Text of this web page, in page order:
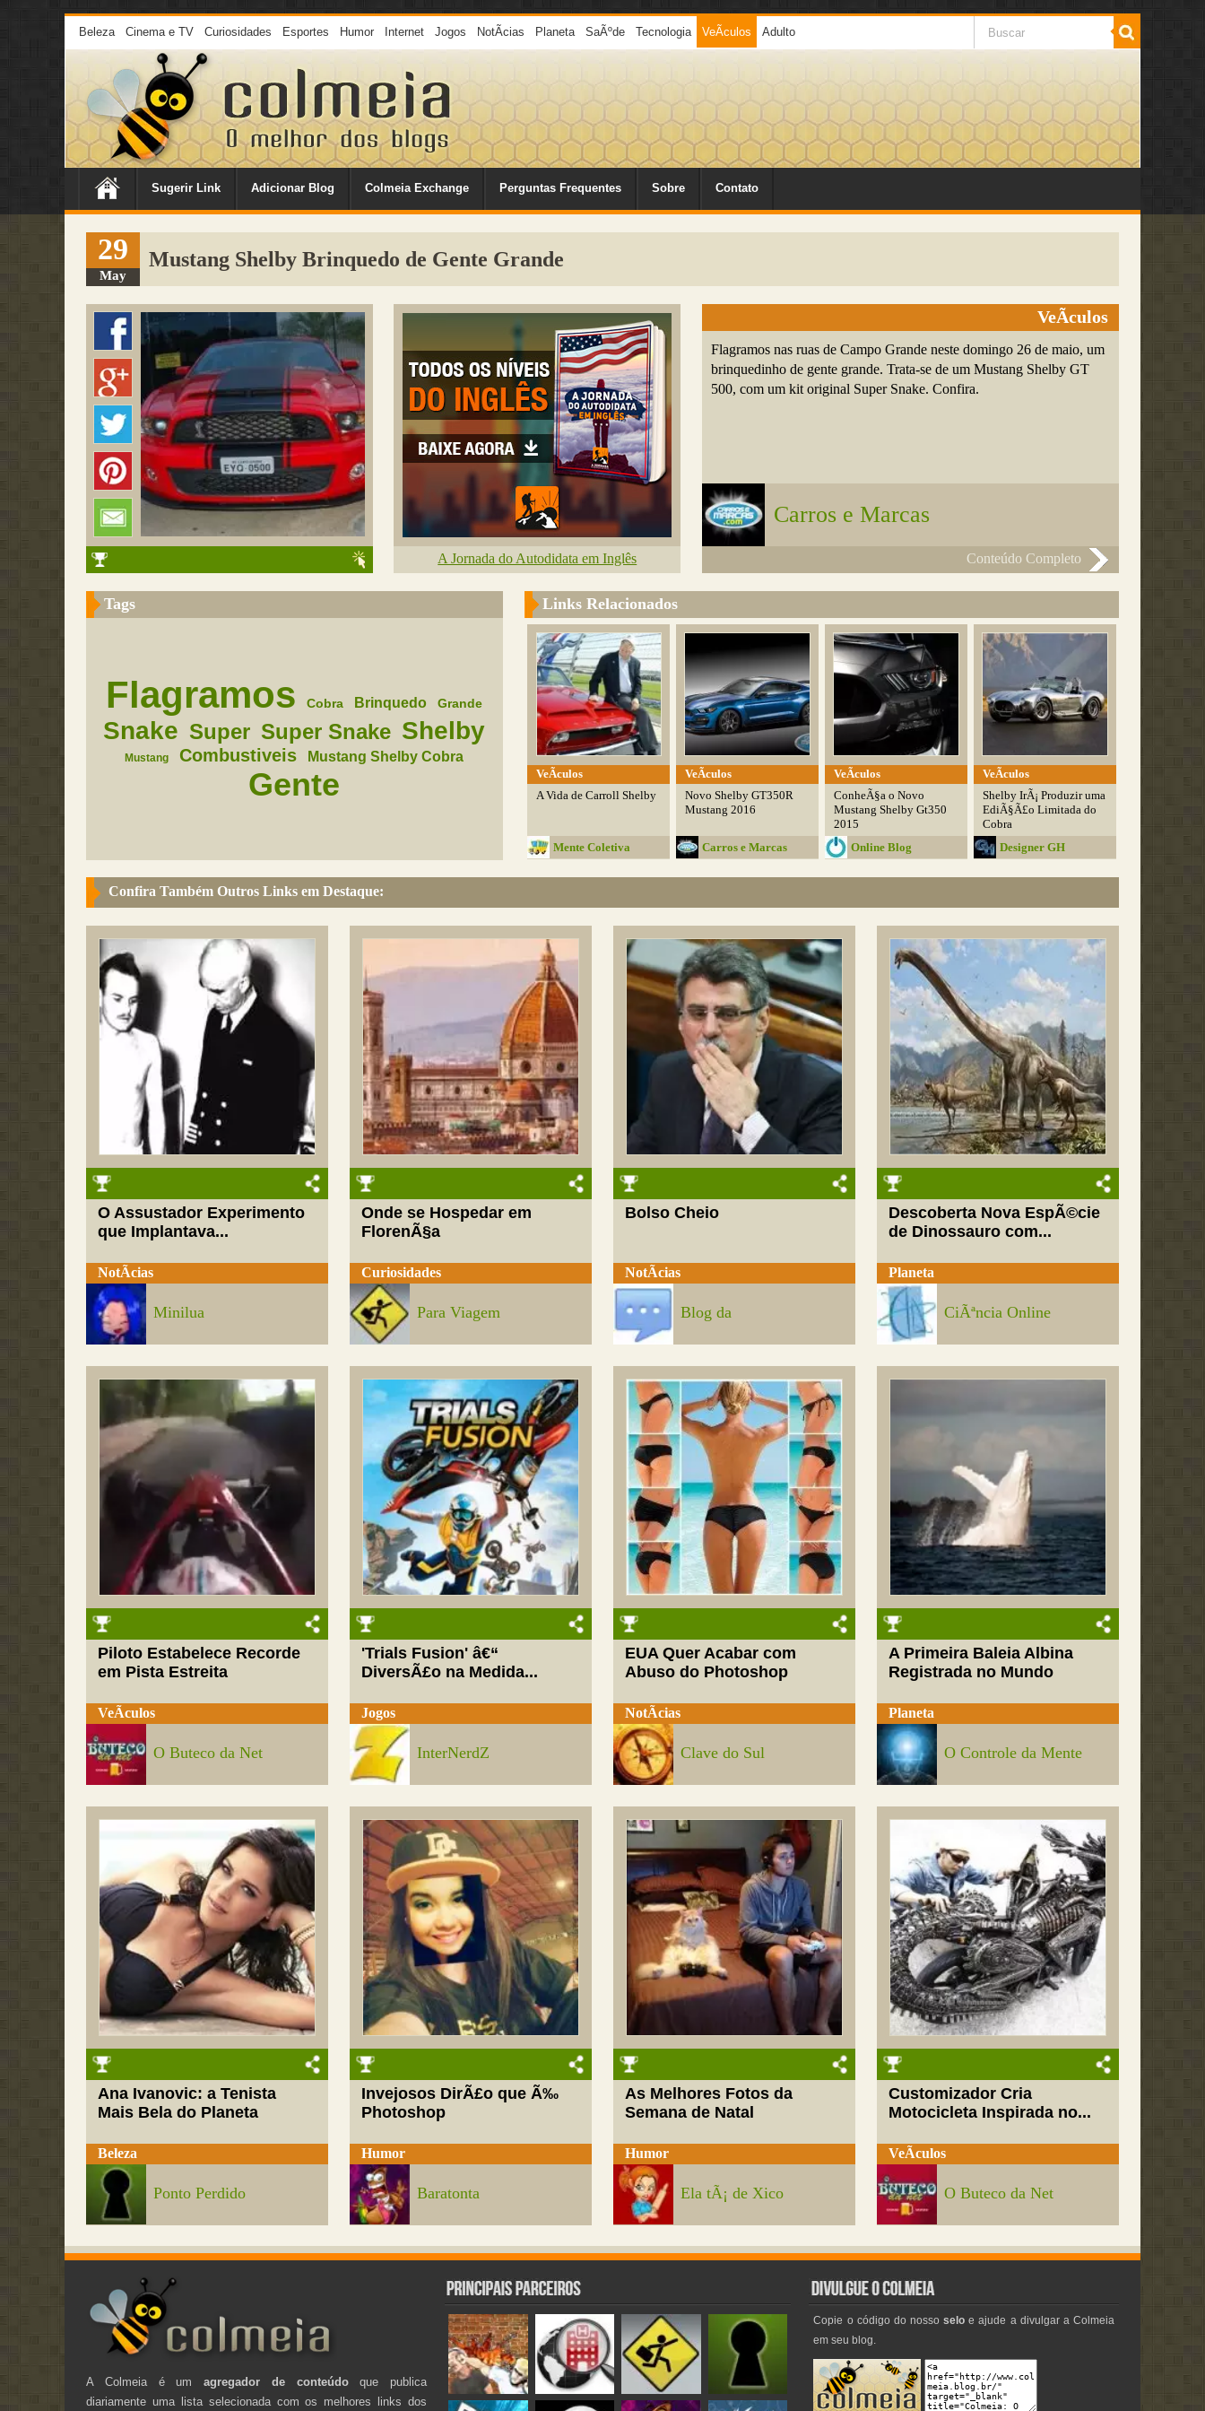
Beleza Cinema e TV Curiosidades Esportes Humor Internet Jogos NotÃ­cias Planeta SaÃºde Tecnologia VeÃ­culos Adulto
Sugerir Link Adicionar Blog Colmeia Exchange Perguntas Frequentes Sobre Contato
29
May
Mustang Shelby Brinquedo de Gente Grande
A Jornada do Autodidata em Inglês
VeÃ­culos
Flagramos nas ruas de Campo Grande neste domingo 26 de maio, um
brinquedinho de gente grande. Trata-se de um Mustang Shelby GT
500, com um kit original Super Snake. Confira.
Carros e Marcas
Conteúdo Completo
Tags
Flagramos Cobra Brinquedo Grande
Snake Super Super Snake Shelby
Mustang Combustiveis Mustang Shelby Cobra
Gente
Links Relacionados
VeÃ­culos
A Vida de Carroll Shelby
Mente Coletiva
VeÃ­culos
Novo Shelby GT350R
Mustang 2016
Carros e Marcas
VeÃ­culos
ConheÃ§a o Novo
Mustang Shelby Gt350
2015
Online Blog
VeÃ­culos
Shelby IrÃ¡ Produzir uma
EdiÃ§Ã£o Limitada do
Cobra
Designer GH
Confira Também Outros Links em Destaque:
O Assustador Experimento
que Implantava...
NotÃ­cias
Minilua
Onde se Hospedar em
FlorenÃ§a
Curiosidades
Para Viagem
Bolso Cheio
NotÃ­cias
Blog da
Descoberta Nova EspÃ©cie
de Dinossauro com...
Planeta
CiÃªncia Online
Piloto Estabelece Recorde
em Pista Estreita
VeÃ­culos
O Buteco da Net
'Trials Fusion' â€“
DiversÃ£o na Medida...
Jogos
InterNerdZ
EUA Quer Acabar com
Abuso do Photoshop
NotÃ­cias
Clave do Sul
A Primeira Baleia Albina
Registrada no Mundo
Planeta
O Controle da Mente
Ana Ivanovic: a Tenista
Mais Bela do Planeta
Beleza
Ponto Perdido
Invejosos DirÃ£o que Ã‰
Photoshop
Humor
Baratonta
As Melhores Fotos da
Semana de Natal
Humor
Ela tÃ¡ de Xico
Customizador Cria
Motocicleta Inspirada no...
VeÃ­culos
O Buteco da Net
A Colmeia é umagregador de conteúdoque publica
diariamente uma lista selecionada com os melhores links dos
Copie o código do nossoselo e ajude a divulgar a Colmeia
em seu blog.